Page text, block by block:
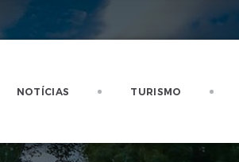
NOTÍCIAS TURISMO